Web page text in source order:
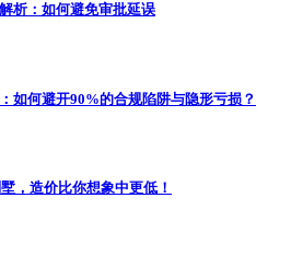
析：如何避免审批延误
如何避开90%的合规陷阱与隐形亏损？
，造价比你想象中更低！